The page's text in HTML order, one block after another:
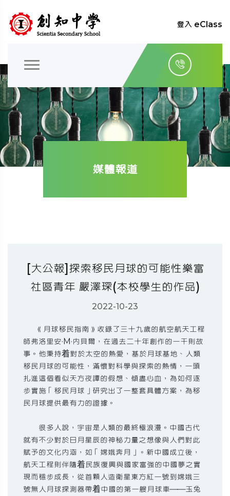
登入 eClass
媒體報道
[大公報]探索移民月球的可能性樂富
社區青年 嚴澤琛(本校學生的作品)
2022-10-23
《月球移民指南》收錄了三十九歲的航空航天工程
師弗洛里安·M·內貝爾，在過去二十年創作的一千則故
事。他秉持着對於太空的熱愛，基於月球基地、人類
移民月球的可能性，滿懷對科學與探索的熱情，一頭
扎進這個看似天方夜譚的假想、傾盡心血，為如何逐
步實施「移民月球」研究出了一整套具體方案，為移
民月球提供最有力的證據。
很多人說，宇宙是人類的最終極浪漫。中國古代
就有不少對於日月星辰的神秘力量之想像與人們對此
賦予的文化內涵，如「嫦娥奔月」。新中國成立後，
航天工程則伴隨着民族復興與國家富強的中國夢之實
現而穩步成長，從首顆人造衛星東方紅一號到嫦娥三
號無人月球探測器帶着中國的第一艘月球車──玉兔